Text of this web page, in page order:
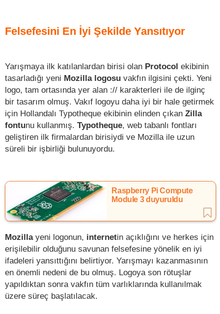
Felsefesini En İyi Şekilde Yansıtıyor
Yarışmaya ilk katılanlardan birisi olan Protocol ekibinin
tasarladığı yeni Mozilla logosu vakfın ilgisini çekti. Yeni
logo, tam ortasında yer alan :// karakterleri ile de ilginç
bir tasarım olmuş. Vakıf logoyu daha iyi bir hale getirmek
için Hollandalı Typotheque ekibinin elinden çıkan Zilla
fontunu kullanmış. Typotheque, web tabanlı fontları
geliştiren ilk firmalardan birisiydi ve Mozilla ile uzun
süreli bir işbirliği bulunuyordu.
Raspberry Pi Compute
Module 3 duyuruldu
Mozillayeni logonun, internetin açıklığını ve herkes için
erişilebilir olduğunu savunan felsefesine yönelik en iyi
ifadeleri yansıttığını belirtiyor. Yarışmayı kazanmasının
en önemli nedeni de bu olmuş. Logoya son rötuşlar
yapıldıktan sonra vakfın tüm varlıklarında kullanılmak
üzere süreç başlatılacak.